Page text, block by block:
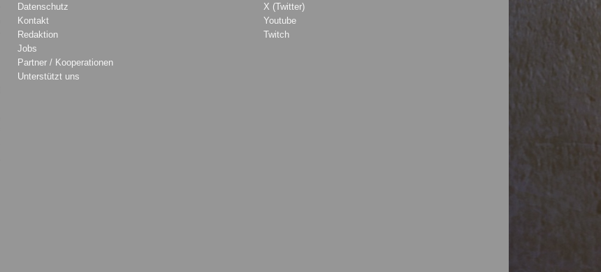
Datenschutz
Kontakt
Redaktion
Jobs
Partner / Kooperationen
Unterstützt uns
X (Twitter)
Youtube
Twitch